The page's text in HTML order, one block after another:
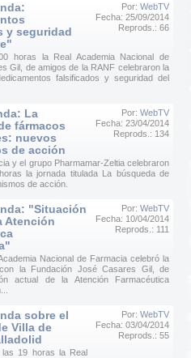
Por: WebTV
Fecha: 25/09/2014
Reprods.: 66
y seguridad
horas la Real Academia Nacional de
Gil, de amigos de la RANF celebraron la
falsificados y seguridad del
Por: WebTV
Fecha: 23/04/2014
Reprods.: 134
La
fármacos
nuevos
de acción
y el grupo Pharmamar-Zeltia celebraron
la jornada titulada La búsqueda de
de acción.
Por: WebTV
Fecha: 10/04/2014
Reprods.: 111
"Situación
Atención
Nacional de Farmacia celebró la
la Fundación José Casares Gil, de
actual de la Atención Farmacéutica
Por: WebTV
Fecha: 03/04/2014
Reprods.: 55
sobre el
Villa de
19 horas la Real